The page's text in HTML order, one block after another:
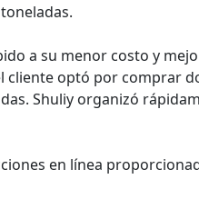
a su menor costo y
optó por comprar
Shuliy organizó
en línea